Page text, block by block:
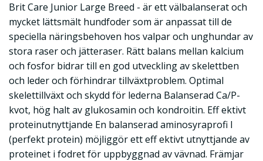
Brit Care Junior Large Breed - är ett välbalanserat och
mycket lättsmält hundfoder som är anpassat till de
speciella näringsbehoven hos valpar och unghundar av
stora raser och jätteraser. Rätt balans mellan kalcium
och fosfor bidrar till en god utveckling av skelettben
och leder och förhindrar tillväxtproblem. Optimal
skelettillväxt och skydd för lederna Balanserad Ca/P-
kvot, hög halt av glukosamin och kondroitin. Eff ektivt
proteinutnyttjande En balanserad aminosyraprofi l
(perfekt protein) möjliggör ett eff ektivt utnyttjande av
proteinet i fodret för uppbyggnad av vävnad. Främjar